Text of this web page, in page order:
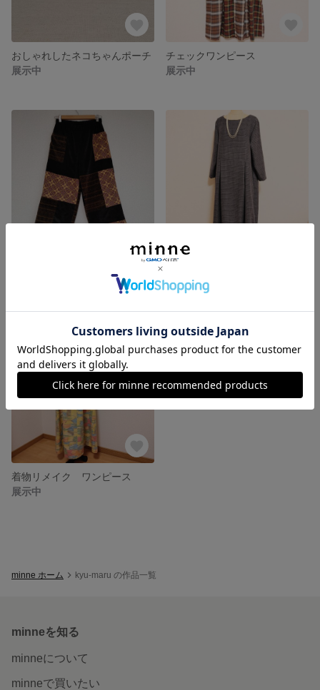
おしゃれしたネコちゃんポーチ
展示中
チェックワンピース
展示中
コーデュロイ パッチワーク ワイドパンツ
展示中
着物リメイク ワンピース
展示中
minne ホーム kyu-maru の作品一覧
minneを知る
minneについて
minneで買いたい